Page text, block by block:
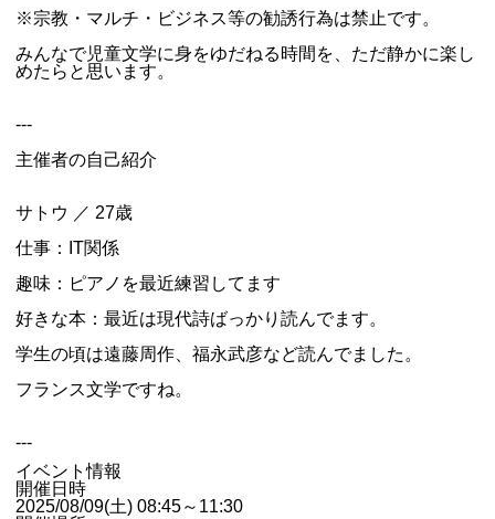
※宗教・マルチ・ビジネス等の勧誘行為は禁止です。
みんなで児童文学に身をゆだねる時間を、ただ静かに楽し
めたらと思います。
---
主催者の自己紹介
サトウ ／ 27歳
仕事：IT関係
趣味：ピアノを最近練習してます
好きな本：最近は現代詩ばっかり読んでます。
学生の頃は遠藤周作、福永武彦など読んでました。
フランス文学ですね。
---
イベント情報
開催日時
2025/08/09(土) 08:45～11:30